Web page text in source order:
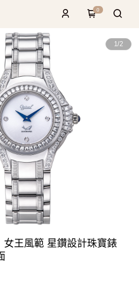
0
1/2
女王風範 星鑽設計珠寶錶